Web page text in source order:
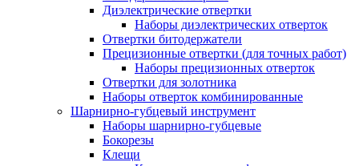
Диэлектрические отвертки
Наборы диэлектрических отверток
Отвертки битодержатели
Прецизионные отвертки (для точных работ)
Наборы прецизионных отверток
Отвертки для золотника
Наборы отверток комбинированные
Шарнирно-губцевый инструмент
Наборы шарнирно-губцевые
Бокорезы
Клещи